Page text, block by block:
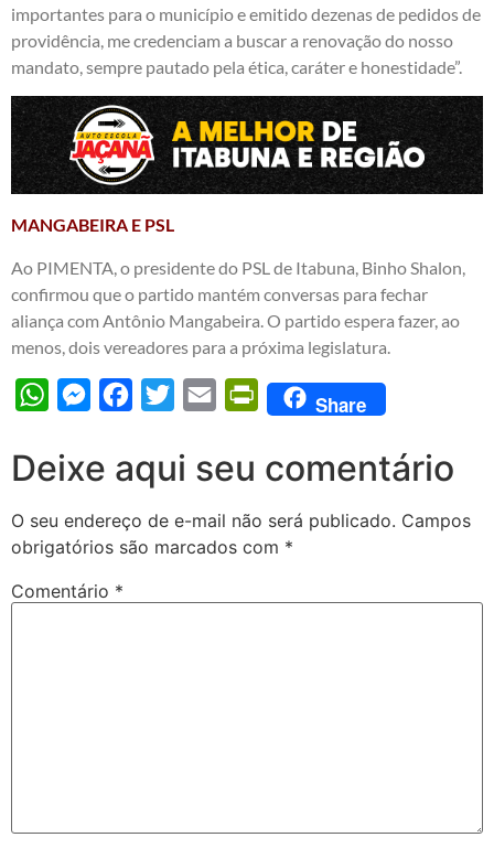
importantes para o município e emitido dezenas de pedidos de
providência, me credenciam a buscar a renovação do nosso
mandato, sempre pautado pela ética, caráter e honestidade”.
MANGABEIRA E PSL
Ao PIMENTA, o presidente do PSL de Itabuna, Binho Shalon,
confirmou que o partido mantém conversas para fechar
aliança com Antônio Mangabeira. O partido espera fazer, ao
menos, dois vereadores para a próxima legislatura.
WhatsAppMessengerFacebook
Twitter Email PrintFriendly
Share
Deixe aqui seu comentário
O seu endereço de e-mail não será publicado. Campos
obrigatórios são marcados com *
Comentário *